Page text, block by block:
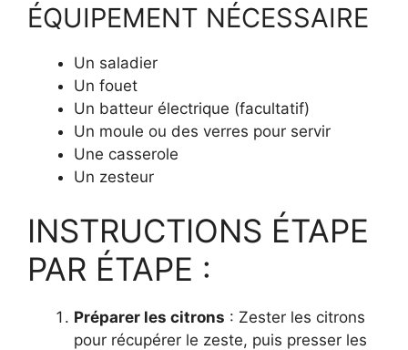
ÉQUIPEMENT NÉCESSAIRE
Un saladier
Un fouet
Un batteur électrique (facultatif)
Un moule ou des verres pour servir
Une casserole
Un zesteur
INSTRUCTIONS ÉTAPE
PAR ÉTAPE :
Préparer les citrons : Zester les citrons
pour récupérer le zeste, puis presser les